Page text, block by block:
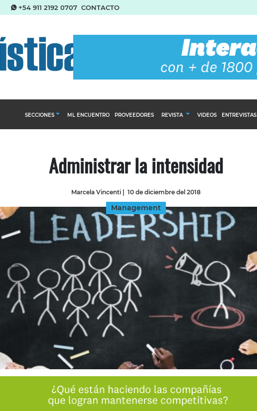
+54 911 2192 0707 CONTACTO
SECCIONES
Almacenes e inventarios
Logística y distribución
Management
Tecnología
ML ENCUENTRO PROVEEDORES REVISTA
SUSCRÍBASE
VIDEOS ENTREVISTAS
Administrar la intensidad
Marcela Vincenti 10 de diciembre del 2018
Management